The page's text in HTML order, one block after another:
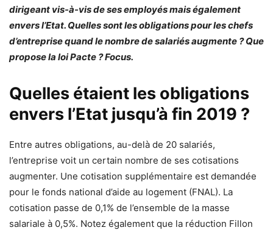
dirigeant vis-à-vis de ses employés mais également
envers l’Etat. Quelles sont les obligations pour les chefs
d’entreprise quand le nombre de salariés augmente ? Que
propose la loi Pacte ? Focus.
Quelles étaient les obligations
envers l’Etat jusqu’à fin 2019 ?
Entre autres obligations, au-delà de 20 salariés,
l’entreprise voit un certain nombre de ses cotisations
augmenter. Une cotisation supplémentaire est demandée
pour le fonds national d’aide au logement (FNAL). La
cotisation passe de 0,1% de l’ensemble de la masse
salariale à 0,5%. Notez également que la réduction Fillon